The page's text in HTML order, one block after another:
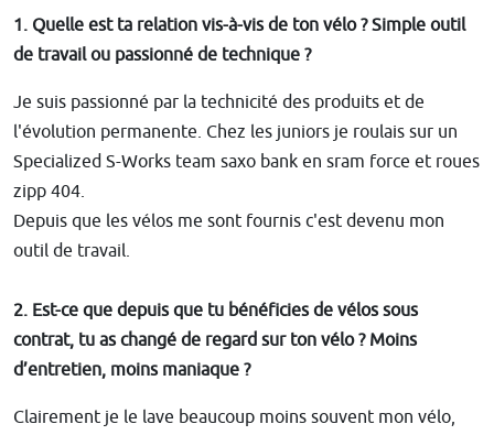
1. Quelle est ta relation vis-à-vis de ton vélo ? Simple outil
de travail ou passionné de technique ?
Je suis passionné par la technicité des produits et de
l'évolution permanente. Chez les juniors je roulais sur un
Specialized S-Works team saxo bank en sram force et roues
zipp 404.
Depuis que les vélos me sont fournis c'est devenu mon
outil de travail.
2. Est-ce que depuis que tu bénéficies de vélos sous
contrat, tu as changé de regard sur ton vélo ? Moins
d’entretien, moins maniaque ?
Clairement je le lave beaucoup moins souvent mon vélo,